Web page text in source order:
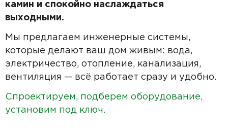
камин и спокойно наслаждаться
выходными.
Мы предлагаем инженерные системы,
которые делают ваш дом живым: вода,
электричество, отопление, канализация,
вентиляция — всё работает сразу и удобно.
Спроектируем, подберем оборудование,
установим под ключ.